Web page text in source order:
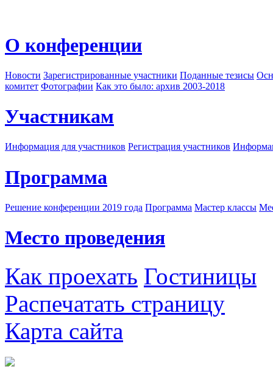
О конференции
Новости Зарегистрированные участники Поданные тезисы
комитет Фотографии Как это было: архив 2003-2018
Участникам
Информация для участников Регистрация участников
Программа
Решение конференции 2019 года Программа Мастер классы
Место проведения
Как проехать Гостиницы
Распечатать страницу
Карта сайта